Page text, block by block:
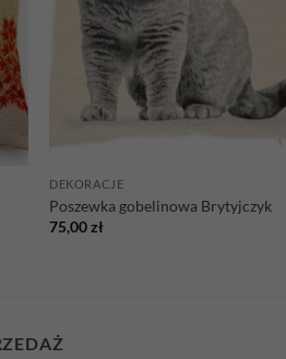
DEKORACJE
Poszewka gobelinowa Brytyjczyk
75,00zł